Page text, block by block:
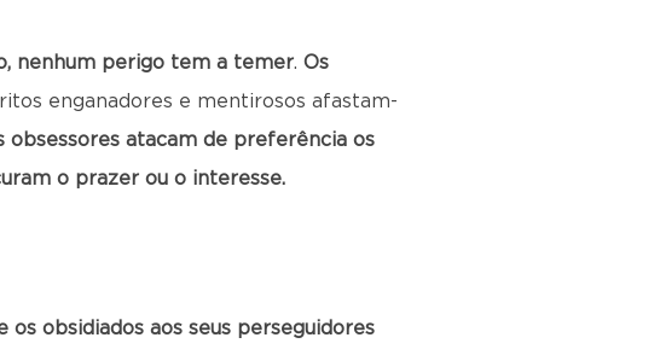
nenhum perigo tem a temer. Os
enganadores e mentirosos afastam-
obsessores atacam de preferência os
o prazer ou o interesse.
obsidiados aos seus perseguidores